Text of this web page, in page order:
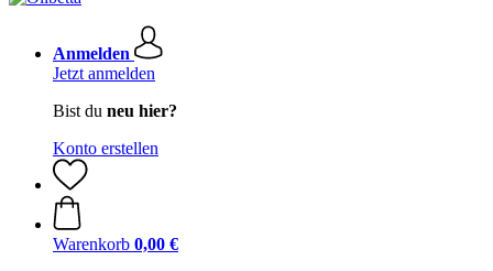
Anmelden
Jetzt anmelden
Bist du neu hier?
Konto erstellen
Warenkorb 0,00 €